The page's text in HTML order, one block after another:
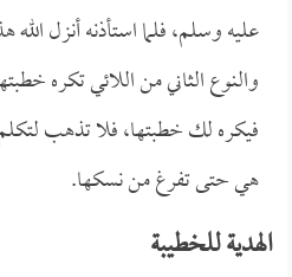
عليه وسلم، فلما استأذنه أنزل الله
والنوع الثاني من اللائي تكره
فيكره لك خطبتها، فلا تذهب لتكلم
هي حتى تفرغ من نسكها.
الهدية للخطيبة